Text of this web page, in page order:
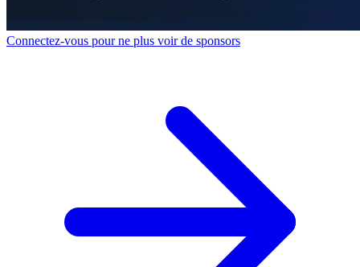
Connectez-vous pour ne plus voir de sponsors